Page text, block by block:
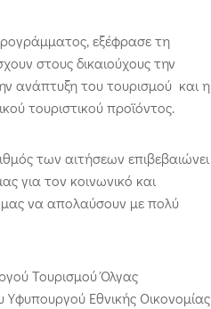
εξέφρασε τη
στους δικαιούχους την
ανάπτυξη του τουρισμού και η
τουριστικού προϊόντος.
των αιτήσεων επιβεβαιώνει
για τον κοινωνικό και
μας να απολαύσουν με πολύ
Τουρισμού Όλγας
Εθνικής Οικονομίας